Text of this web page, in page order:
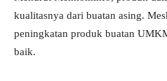
kualitasnya dari buatan asing.
peningkatan produk buatan
baik.